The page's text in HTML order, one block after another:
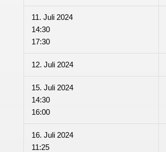
11. Juli 2024
14:30
17:30
12. Juli 2024
15. Juli 2024
14:30
16:00
16. Juli 2024
11:25